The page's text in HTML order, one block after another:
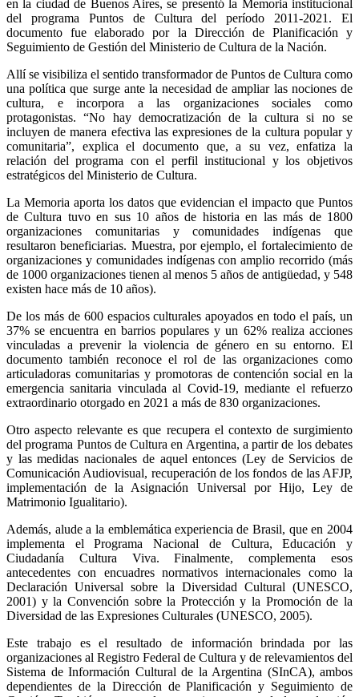
en la ciudad de Buenos Aires, se presentó la Memoria institucional
del programa Puntos de Cultura del período 2011-2021. El
documento fue elaborado por la Dirección de Planificación y
Seguimiento de Gestión del Ministerio de Cultura de la Nación.
Allí se visibiliza el sentido transformador de Puntos de Cultura como
una política que surge ante la necesidad de ampliar las nociones de
cultura, e incorpora a las organizaciones sociales como
protagonistas. “No hay democratización de la cultura si no se
incluyen de manera efectiva las expresiones de la cultura popular y
comunitaria”, explica el documento que, a su vez, enfatiza la
relación del programa con el perfil institucional y los objetivos
estratégicos del Ministerio de Cultura.
La Memoria aporta los datos que evidencian el impacto que Puntos
de Cultura tuvo en sus 10 años de historia en las más de 1800
organizaciones comunitarias y comunidades indígenas que
resultaron beneficiarias. Muestra, por ejemplo, el fortalecimiento de
organizaciones y comunidades indígenas con amplio recorrido (más
de 1000 organizaciones tienen al menos 5 años de antigüedad, y 548
existen hace más de 10 años).
De los más de 600 espacios culturales apoyados en todo el país, un
37% se encuentra en barrios populares y un 62% realiza acciones
vinculadas a prevenir la violencia de género en su entorno. El
documento también reconoce el rol de las organizaciones como
articuladoras comunitarias y promotoras de contención social en la
emergencia sanitaria vinculada al Covid-19, mediante el refuerzo
extraordinario otorgado en 2021 a más de 830 organizaciones.
Otro aspecto relevante es que recupera el contexto de surgimiento
del programa Puntos de Cultura en Argentina, a partir de los debates
y las medidas nacionales de aquel entonces (Ley de Servicios de
Comunicación Audiovisual, recuperación de los fondos de las AFJP,
implementación de la Asignación Universal por Hijo, Ley de
Matrimonio Igualitario).
Además, alude a la emblemática experiencia de Brasil, que en 2004
implementa el Programa Nacional de Cultura, Educación y
Ciudadanía Cultura Viva. Finalmente, complementa esos
antecedentes con encuadres normativos internacionales como la
Declaración Universal sobre la Diversidad Cultural (UNESCO,
2001) y la Convención sobre la Protección y la Promoción de la
Diversidad de las Expresiones Culturales (UNESCO, 2005).
Este trabajo es el resultado de información brindada por las
organizaciones al Registro Federal de Cultura y de relevamientos del
Sistema de Información Cultural de la Argentina (SInCA), ambos
dependientes de la Dirección de Planificación y Seguimiento de